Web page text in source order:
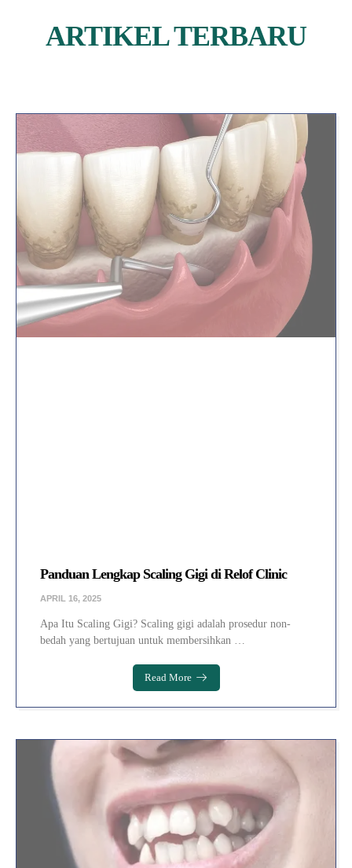
ARTIKEL TERBARU
Panduan Lengkap Scaling Gigi di Relof Clinic
APRIL 16, 2025
Apa Itu Scaling Gigi? Scaling gigi adalah prosedur non-
bedah yang bertujuan untuk membersihkan …
Read More